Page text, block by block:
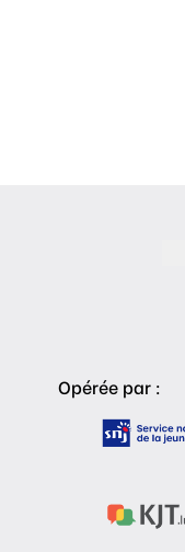
Opérée par :